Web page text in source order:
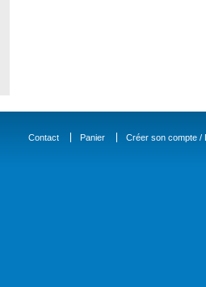
Contact Panier Créer son compte /